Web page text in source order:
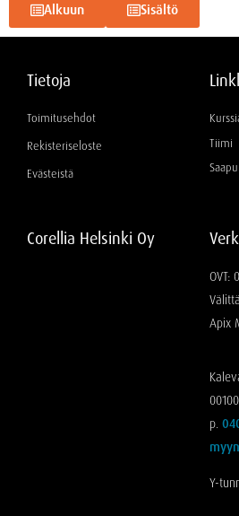
Alkuun Sisältö
Tietoja
Toimitusehdot
Rekisteriseloste
Evästeistä
Tiimi
Corellia Helsinki Oy
OVT:
Apix
p.
Y-